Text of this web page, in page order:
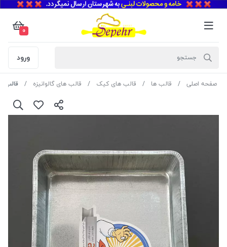
0
ورود
صفحه اصلی قالب ها قالب های کیک قالب های گالوانیزه قالب